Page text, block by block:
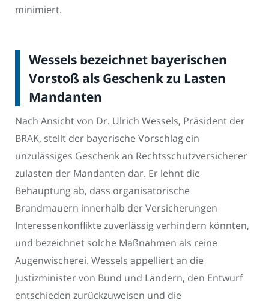
minimiert.
Wessels bezeichnet bayerischen
Vorstoß als Geschenk zu Lasten
Mandanten
Nach Ansicht von Dr. Ulrich Wessels, Präsident der
BRAK, stellt der bayerische Vorschlag ein
unzulässiges Geschenk an Rechtsschutzversicherer
zulasten der Mandanten dar. Er lehnt die
Behauptung ab, dass organisatorische
Brandmauern innerhalb der Versicherungen
Interessenkonflikte zuverlässig verhindern könnten,
und bezeichnet solche Maßnahmen als reine
Augenwischerei. Wessels appelliert an die
Justizminister von Bund und Ländern, den Entwurf
entschieden zurückzuweisen und die